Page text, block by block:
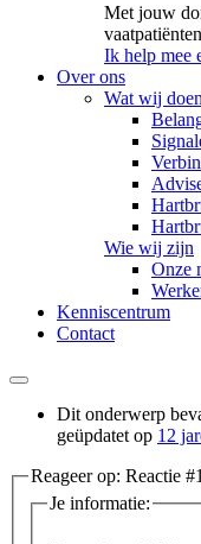
Met jouw
Ik help mee
Over ons
Wat wij doen
Wie wij zijn
Onze
Kenniscentrum
Contact
Dit onderwerp
geüpdatet op 12
Reageer op: Reactie
Je informatie: